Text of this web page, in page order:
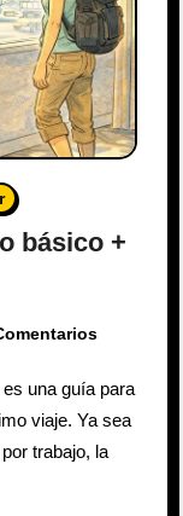
básico +
una guía para
viaje. Ya sea
trabajo, la